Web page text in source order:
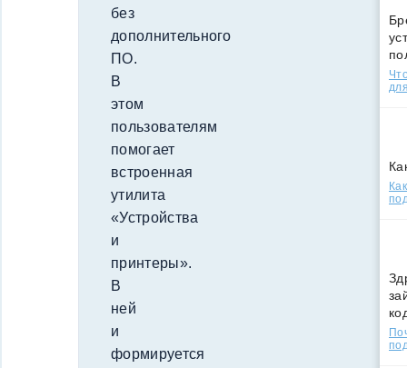
без
дополнительного
ПО.
В
этом
пользователям
помогает
встроенная
утилита
«Устройства
и
принтеры».
В
ней
и
формируется